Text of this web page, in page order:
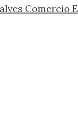
Comercio E